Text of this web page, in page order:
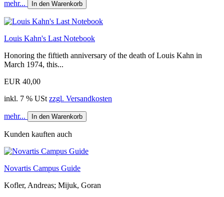
mehr... In den Warenkorb
Louis Kahn's Last Notebook
Honoring the fiftieth anniversary of the death of Louis Kahn in
March 1974, this...
EUR 40,00
inkl. 7 % USt zzgl. Versandkosten
mehr... In den Warenkorb
Kunden kauften auch
Novartis Campus Guide
Kofler, Andreas; Mijuk, Goran